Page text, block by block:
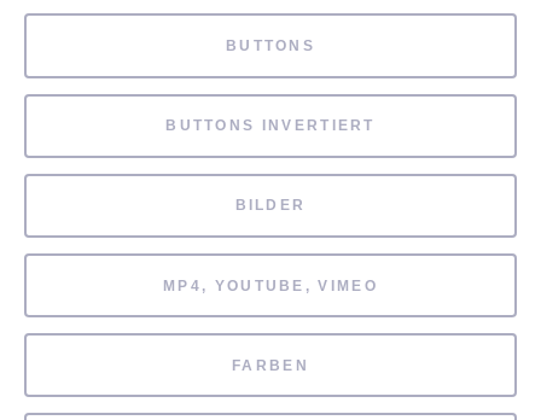
BUTTONS
BUTTONS INVERTIERT
BILDER
MP4, YOUTUBE, VIMEO
FARBEN